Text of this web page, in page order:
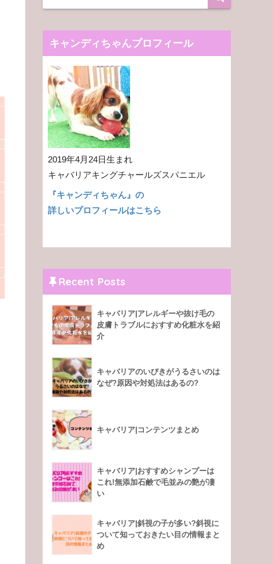
キャンディちゃんプロフィール
2019年4月24日生まれ
キャバリアキングチャールズスパニエル
『キャンディちゃん』の
詳しいプロフィールはこちら
Recent Posts
キャバリア|アレルギーや抜け毛の
皮膚トラブルにおすすめ化粧水を紹
介
キャバリアのいびきがうるさいのは
なぜ?原因や対処法はあるの?
キャバリア|コンテンツまとめ
キャバリア|おすすめシャンプーは
これ!無添加石鹸で毛並みの艶が凄
い
キャバリア|斜視の子が多い?斜視に
ついて知っておきたい目の情報まと
め